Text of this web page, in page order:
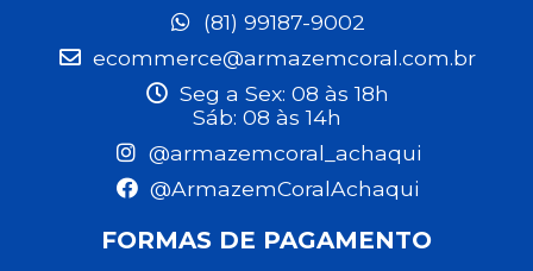
(81) 99187-9002
ecommerce@armazemcoral.com.br
Seg a Sex: 08 às 18h
Sáb: 08 às 14h
@armazemcoral_achaqui
@ArmazemCoralAchaqui
FORMAS DE PAGAMENTO